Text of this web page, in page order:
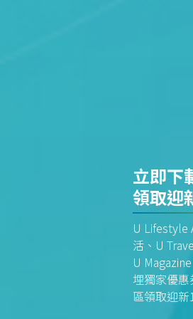
立即
領取迎
U Lifestyle
活、U
U
埋獨家優
區領取迎新